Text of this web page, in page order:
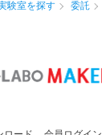
験室を探す 委託